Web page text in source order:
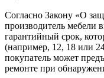
Согласно Закону «О
производитель мебели
гарантийный срок,
(например, 12, 18 или
покупатель может
ремонте при